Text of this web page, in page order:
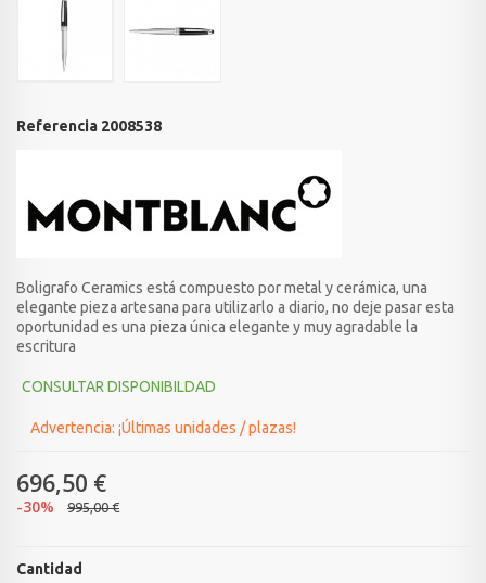
Referencia 2008538
Boligrafo Ceramics está compuesto por metal y cerámica, una
elegante pieza artesana para utilizarlo a diario, no deje pasar esta
oportunidad es una pieza única elegante y muy agradable la
escritura
CONSULTAR DISPONIBILDAD
Advertencia: ¡Últimas unidades / plazas!
696,50 €
-30% 995,00 €
Cantidad